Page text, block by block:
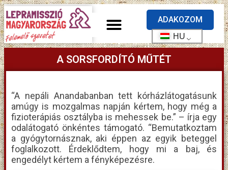
ADAKOZOM
HU
A SORSFORDÍTÓ MŰTÉT
“A nepáli Anandabanban tett kórházlátogatásunk
amúgy is mozgalmas napján kértem, hogy még a
fizioterápiás osztályba is mehessek be.” – írja egy
odalátogató önkéntes támogató. “Bemutatkoztam
a gyógytornásznak, aki éppen az egyik beteggel
foglalkozott. Érdeklődtem, hogy mi a baj, és
engedélyt kértem a fényképezésre.